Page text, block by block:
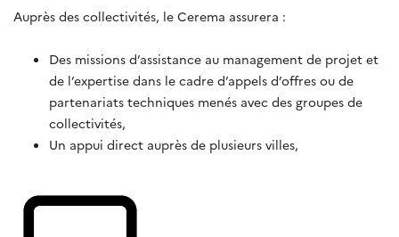
Auprès des collectivités, le Cerema assurera :
Des missions d’assistance au management de projet et
de l’expertise dans le cadre d’appels d’offres ou de
partenariats techniques menés avec des groupes de
collectivités,
Un appui direct auprès de plusieurs villes,